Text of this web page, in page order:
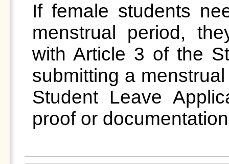
If female students
menstrual period,
with Article 3 of the
submitting a
Student Leave
proof or